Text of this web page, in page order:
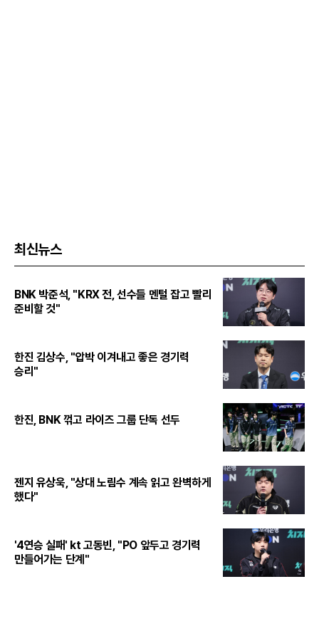
최신뉴스
BNK 박준석, "KRX 전, 선수들 멘털 잡고 빨리
준비할 것"
한진 김상수, "압박 이겨내고 좋은 경기력
승리"
한진, BNK 꺾고 라이즈 그룹 단독 선두
젠지 유상욱, "상대 노림수 계속 읽고 완벽하게
했다"
'4연승 실패' kt 고동빈, "PO 앞두고 경기력
만들어가는 단계"